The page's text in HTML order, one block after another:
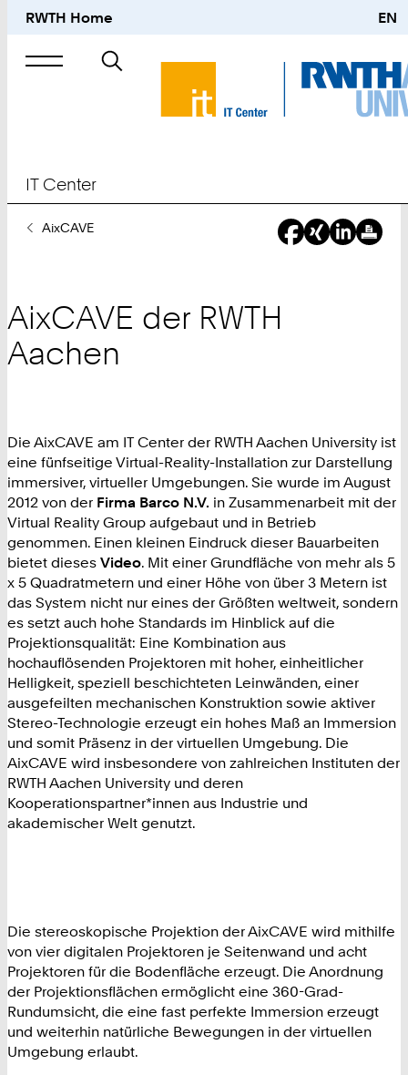
RWTH Home EN
Suche
nach
IT Center
SieAixCAVE
AixCAVE der RWTH
Aachen
Die AixCAVE am IT Center der RWTH Aachen University ist
eine fünfseitige Virtual-Reality-Installation zur Darstellung
immersiver, virtueller Umgebungen. Sie wurde im August
2012 von der Firma Barco N.V. in Zusammenarbeit mit der
Virtual Reality Group aufgebaut und in Betrieb
genommen. Einen kleinen Eindruck dieser Bauarbeiten
bietet dieses Video. Mit einer Grundfläche von mehr als 5
x 5 Quadratmetern und einer Höhe von über 3 Metern ist
das System nicht nur eines der Größten weltweit, sondern
es setzt auch hohe Standards im Hinblick auf die
Projektionsqualität: Eine Kombination aus
hochauflösenden Projektoren mit hoher, einheitlicher
Helligkeit, speziell beschichteten Leinwänden, einer
ausgefeilten mechanischen Konstruktion sowie aktiver
Stereo-Technologie erzeugt ein hohes Maß an Immersion
und somit Präsenz in der virtuellen Umgebung. Die
AixCAVE wird insbesondere von zahlreichen Instituten der
RWTH Aachen University und deren
Kooperationspartner*innen aus Industrie und
akademischer Welt genutzt.
Die stereoskopische Projektion der AixCAVE wird mithilfe
von vier digitalen Projektoren je Seitenwand und acht
Projektoren für die Bodenfläche erzeugt. Die Anordnung
der Projektionsflächen ermöglicht eine 360-Grad-
Rundumsicht, die eine fast perfekte Immersion erzeugt
und weiterhin natürliche Bewegungen in der virtuellen
Umgebung erlaubt.